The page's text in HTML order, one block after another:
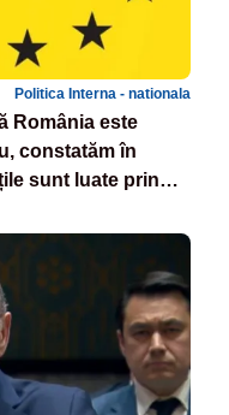
Politica Interna - nationala
România este
constatăm în
sunt luate prin